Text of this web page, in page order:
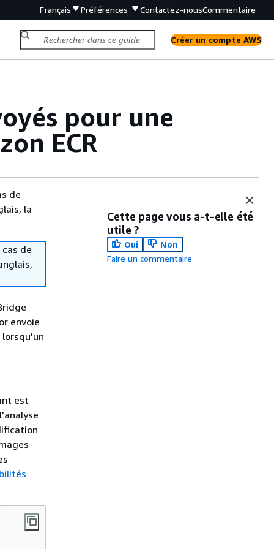
Français Préférences Contactez-nousCommentaire
Créer un compte AWS
pour une
ECR
de
la
de
envoie
est
Cette page vous a-t-elle été
utile ?
Oui
Non
Faire un commentaire